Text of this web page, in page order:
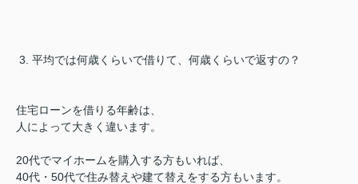
3. 平均では何歳くらいで借りて、何歳くらいで返すの？
住宅ローンを借りる年齢は、
人によって大きく違います。
20代でマイホームを購入する方もいれば、
40代・50代で住み替えや建て替えをする方もいます。